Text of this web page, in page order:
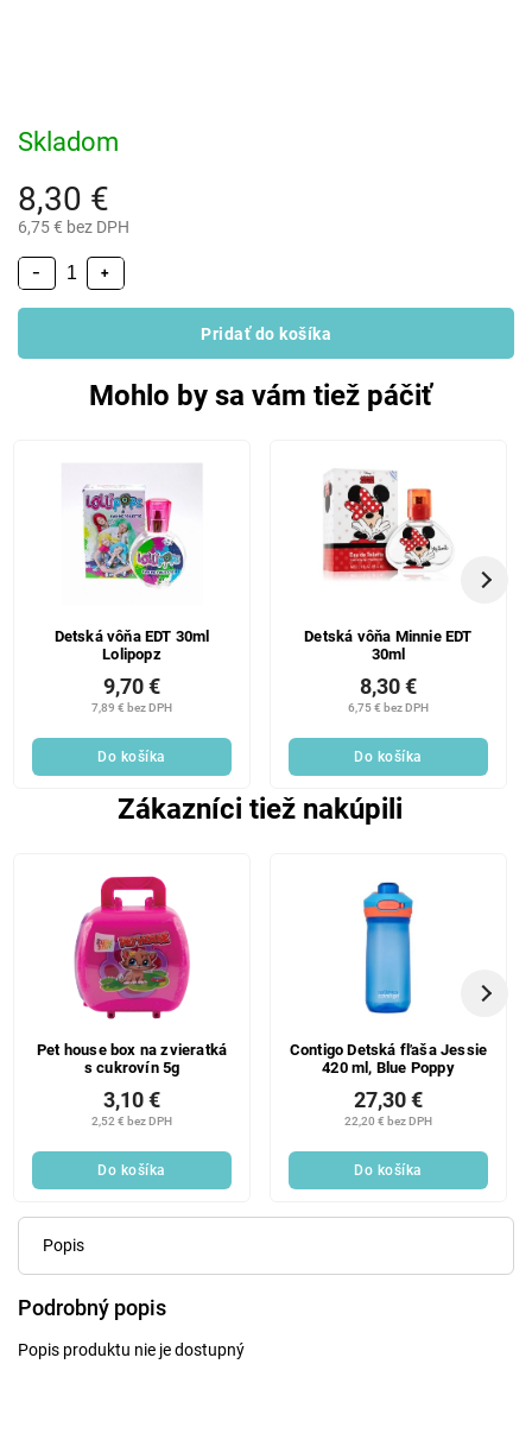
8,30 €
6,75 € bez DPH
Skladom
+
−
Pridať do košíka
Mohlo by sa vám tiež páčiť
Detská vôňa EDT 30ml
Lolipopz
7,89 € bez DPH
9,70 €
Do košíka
Detská vôňa Minnie EDT
30ml
6,75 € bez DPH
8,30 €
Do košíka
Zákazníci tiež nakúpili
Pet house box na zvieratká
s cukrovín 5g
2,52 € bez DPH
3,10 €
Do košíka
Contigo Detská fľaša Jessie
420 ml, Blue Poppy
22,20 € bez DPH
27,30 €
Do košíka
Popis
Podrobný popis
Popis produktu nie je dostupný